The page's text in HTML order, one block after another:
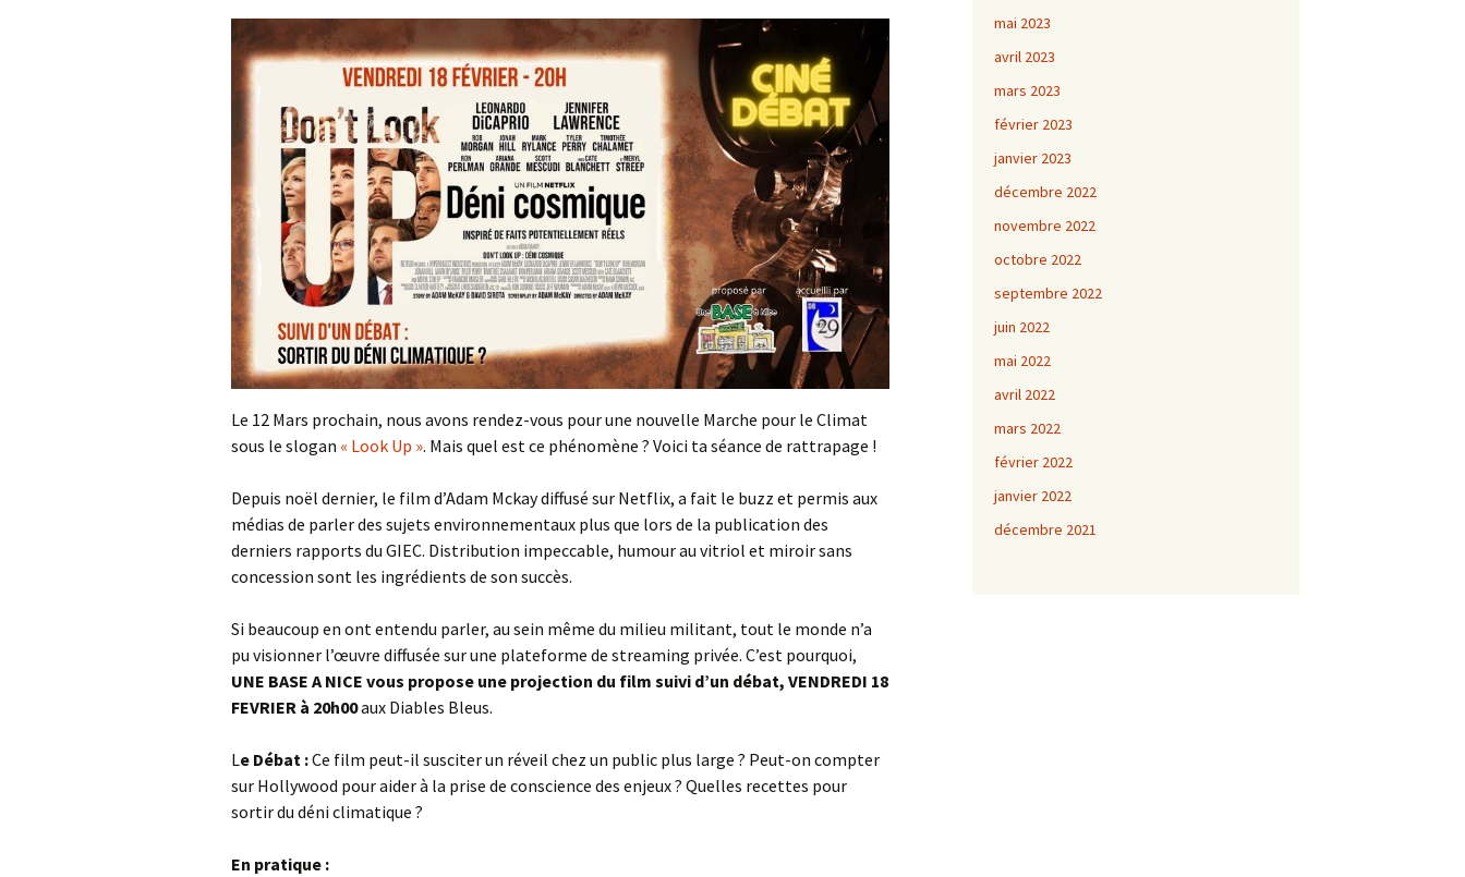
Le 12 Mars prochain, nous avons rendez-vous pour une nouvelle Marche pour le Climat
sous le slogan « Look Up ». Mais quel est ce phénomène ? Voici ta séance de rattrapage !
Depuis noël dernier, le film d’Adam Mckay diffusé sur Netflix, a fait le buzz et permis aux
médias de parler des sujets environnementaux plus que lors de la publication des
derniers rapports du GIEC. Distribution impeccable, humour au vitriol et miroir sans
concession sont les ingrédients de son succès.
Si beaucoup en ont entendu parler, au sein même du milieu militant, tout le monde n’a
pu visionner l’œuvre diffusée sur une plateforme de streaming privée. C’est pourquoi,
UNE BASE A NICE vous propose une projection du film suivi d’un débat, VENDREDI 18
FEVRIER à 20h00aux Diables Bleus.
Le Débat :Ce film peut-il susciter un réveil chez un public plus large ? Peut-on compter
sur Hollywood pour aider à la prise de conscience des enjeux ? Quelles recettes pour
sortir du déni climatique ?
En pratique :
mai 2023
avril 2023
mars 2023
février 2023
janvier 2023
décembre 2022
novembre 2022
octobre 2022
septembre 2022
juin 2022
mai 2022
avril 2022
mars 2022
février 2022
janvier 2022
décembre 2021